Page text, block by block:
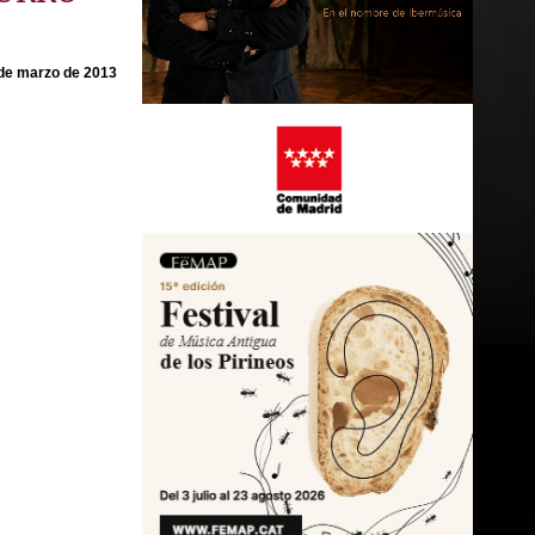
marzo de 2013